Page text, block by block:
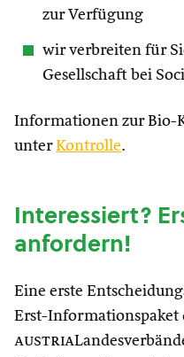
zur Verfügung
wir verbreiten für
Gesellschaft bei
Informationen zur Bio-
unterKontrolle.
Interessiert?
anfordern!
Eine erste
Erst-Informationspaket
austria